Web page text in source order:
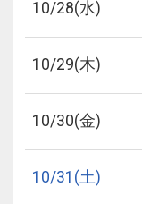
10/28(水)
10/29(木)
10/30(金)
10/31 (土)